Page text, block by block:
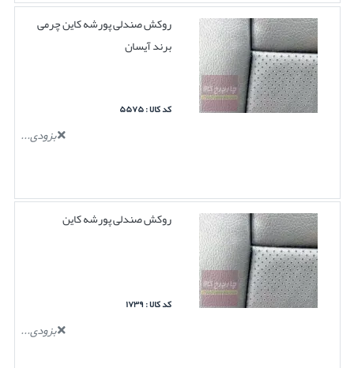
روکش صندلی پورشه کاین چرمی
برند آیسان
کد کالا : ۵۵۷۵
بزودی...
روکش صندلی پورشه کاین
کد کالا : ۱۷۳۹
بزودی...